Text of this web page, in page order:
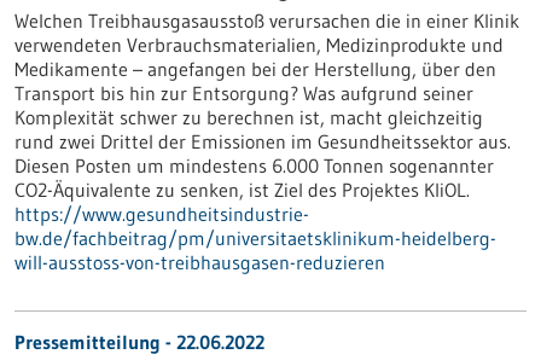
Welchen Treibhausgasausstoß verursachen die in einer Klinik
verwendeten Verbrauchsmaterialien, Medizinprodukte und
Medikamente – angefangen bei der Herstellung, über den
Transport bis hin zur Entsorgung? Was aufgrund seiner
Komplexität schwer zu berechnen ist, macht gleichzeitig
rund zwei Drittel der Emissionen im Gesundheitssektor aus.
Diesen Posten um mindestens 6.000 Tonnen sogenannter
CO2-Äquivalente zu senken, ist Ziel des Projektes KliOL.
https://www.gesundheitsindustrie-
bw.de/fachbeitrag/pm/universitaetsklinikum-heidelberg-
will-ausstoss-von-treibhausgasen-reduzieren
Pressemitteilung - 22.06.2022